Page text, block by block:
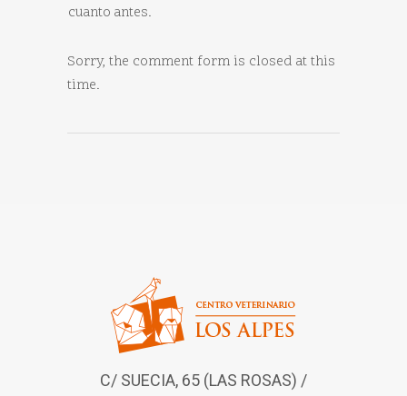
cuanto antes.
Sorry, the comment form is closed at this
time.
C/ SUECIA, 65 (LAS ROSAS) /